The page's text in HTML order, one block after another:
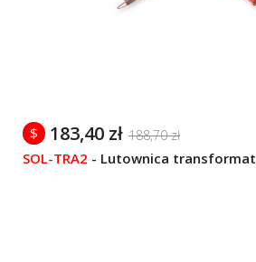
183,40 zł 188,70 zł
$
SOL-TRA2 - Lutownica